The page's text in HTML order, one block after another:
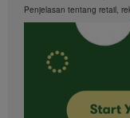
Penjelasan tentang retail,